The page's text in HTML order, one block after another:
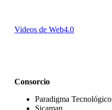
Videos de Web4.0
Consorcio
Paradigma Tecnológico